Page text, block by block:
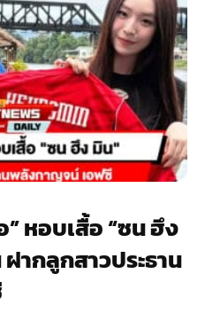
หอบเสื้อ “ซน ฮึง
ากลูกสาวประธาน